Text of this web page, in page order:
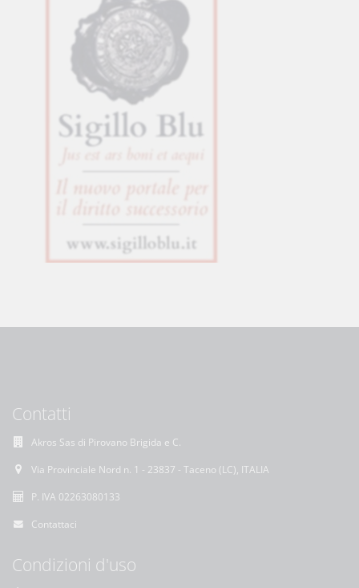
Contatti
Akros Sas di Pirovano Brigida e C.
Via Provinciale Nord n. 1 - 23837 - Taceno (LC), ITALIA
P. IVA 02263080133
Contattaci
Condizioni d'uso